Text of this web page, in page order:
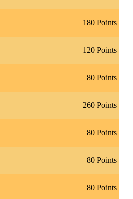
180 Points
120 Points
80 Points
260 Points
80 Points
80 Points
80 Points